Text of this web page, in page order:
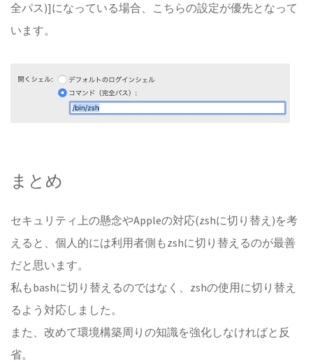
全パス)]になっている場合、こちらの設定が優先となって
います。
まとめ
セキュリティ上の懸念やAppleの対応(zshに切り替え)を考
えると、個人的には利用者側もzshに切り替えるのが最善
だと思います。
私もbashに切り替えるのではなく、zshの使用に切り替え
るよう対応しました。
また、改めて環境構築周りの知識を強化しなければと反
省。